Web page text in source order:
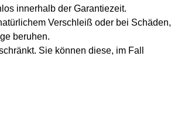
innerhalb der Garantiezeit.
Verschleiß oder bei Schäden,
beruhen.
Sie können diese, im Fall